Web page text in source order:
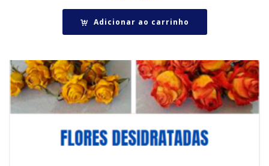
Adicionar ao carrinho